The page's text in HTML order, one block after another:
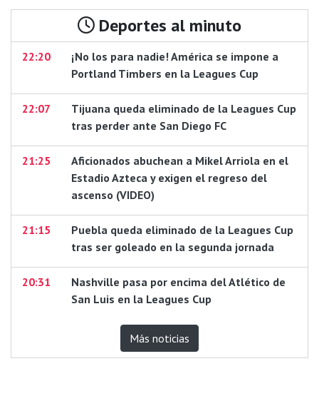
Deportes al minuto
22:20
¡No los para nadie! América se impone a
Portland Timbers en la Leagues Cup
22:07
Tijuana queda eliminado de la Leagues Cup
tras perder ante San Diego FC
21:25
Aficionados abuchean a Mikel Arriola en el
Estadio Azteca y exigen el regreso del
ascenso (VIDEO)
21:15
Puebla queda eliminado de la Leagues Cup
tras ser goleado en la segunda jornada
20:31
Nashville pasa por encima del Atlético de
San Luis en la Leagues Cup
Más noticias